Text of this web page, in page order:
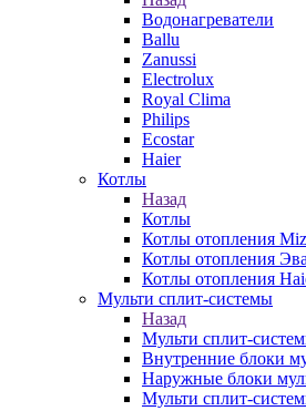
Водонагреватели
Ballu
Zanussi
Electrolux
Royal Clima
Philips
Ecostar
Haier
Котлы
Назад
Котлы
Котлы отопления
Котлы отопления
Котлы отопления
Мульти сплит-системы
Назад
Мульти сплит-
Внутренние блоки
Наружные блоки
Мульти сплит-